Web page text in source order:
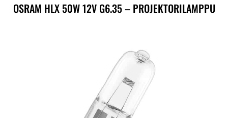
OSRAM HLX 50W 12V G6.35 – PROJEKTORILAMPPU